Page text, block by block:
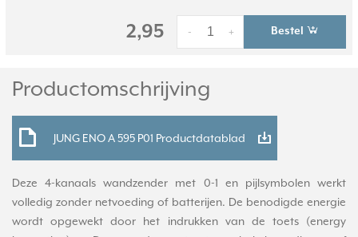
2,95 +
- Bestel
Productomschrijving
JUNG ENO A 595 P01 Productdatablad
Deze 4-kanaals wandzender met 0-1 en pijlsymbolen werkt
volledig zonder netvoeding of batterijen. De benodigde energie
wordt opgewekt door het indrukken van de toets (energy